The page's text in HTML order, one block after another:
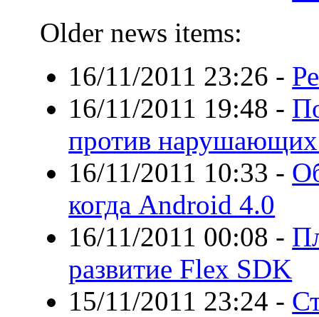
Older news items:
16/11/2011 23:26 -
16/11/2011 19:48 -
против нарушающих
16/11/2011 10:33 -
когда Android 4.0
16/11/2011 00:08 -
развитие Flex SDK
15/11/2011 23:24 -